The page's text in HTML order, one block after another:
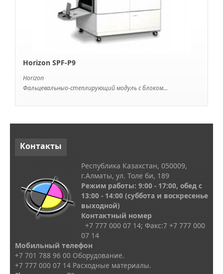
Horizon SPF-P9
Horizon
Фальцевальныо-степлирующий модуль с блоком...
Контакты
Республика Казахстан, 050009,
г.Алматы, ул. Толе би, 189
Режим работы: 9:00 - 17:00, обед с
13:00 - 14:00 (суббота и воскресенье
выходной)
Контактный номер
+7 777 000 07 14; Факс:7 +7 777 000
07 14
Мобильный телефон
+7 701 788 96 00 Оборудование.
+7 777 000 07 14 Расходные материалы.